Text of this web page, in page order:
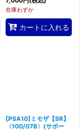
在庫わずか
カートに入れる
[PSA10]ミモザ【SR】
〈100/078〉(サポー